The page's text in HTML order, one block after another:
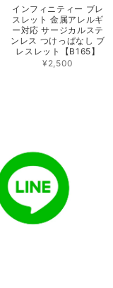
インフィニティー ブレ
スレット 金属アレルギ
ー対応 サージカルステ
ンレス つけっぱなし ブ
レスレット【B165】
¥2,500